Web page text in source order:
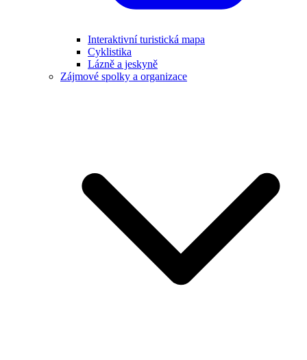
Interaktivní turistická mapa
Cyklistika
Lázně a jeskyně
Zájmové spolky a organizace